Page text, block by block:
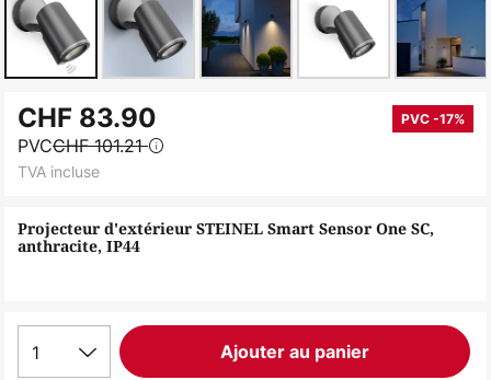
to
the
beginning
the
images
Projecteur d'extérieur STEINEL Smart Sensor One SC,
anthracite, IP44
CHF 83.90 PVC -17%
PVCCHF 101.21
TVA incluse
1 Ajouter au panier